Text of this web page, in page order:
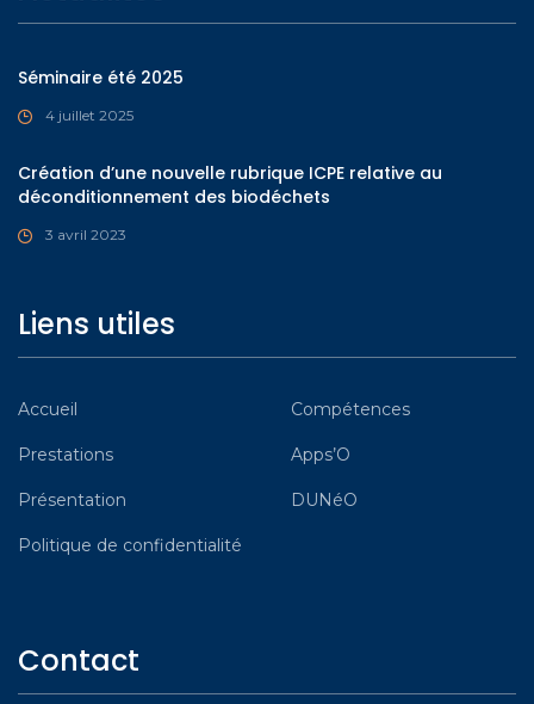
Séminaire été 2025
4 juillet 2025
Création d’une nouvelle rubrique ICPE relative au
déconditionnement des biodéchets
3 avril 2023
Liens utiles
Accueil Compétences
Prestations Apps’O
Présentation DUNéO
Politique de confidentialité
Contact